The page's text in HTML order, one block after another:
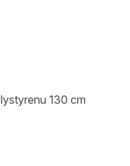
130 cm